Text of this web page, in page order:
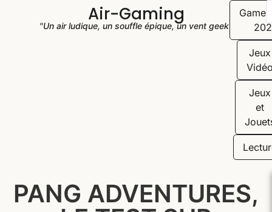
Air-Gaming
"Un air ludique, un souffle épique, un vent geek"
Jeux
Jeux
et
PANG ADVENTURES,